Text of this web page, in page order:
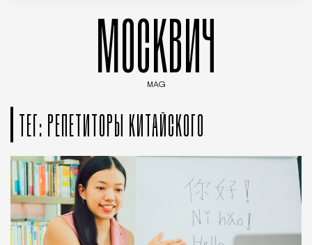
МОСКВИЧ
MAG
ТЕГ: РЕПЕТИТОРЫ КИТАЙСКОГО